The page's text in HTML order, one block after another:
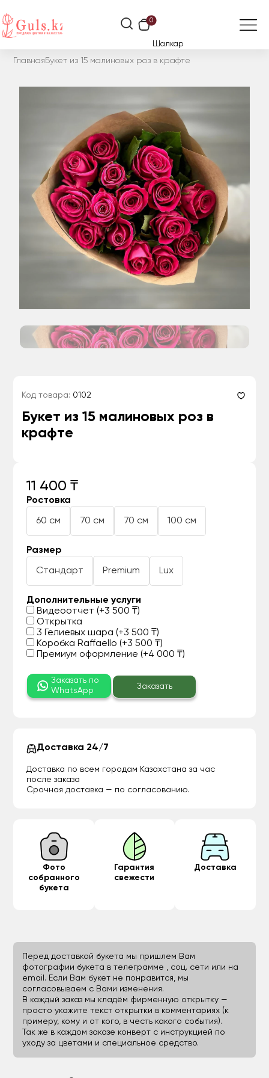
0
Шалкар
Главная Букет из 15 малиновых роз в крафте
Код товара: 0102
Букет из 15 малиновых роз в
крафте
11 400 ₸
Ростовка
60 см 70 см 70 см 100 см
Размер
Стандарт Premium Lux
Дополнительные услуги
Видеоотчет (+3 500 ₸)
Открытка
3 Гелиевых шара (+3 500 ₸)
Коробка Raffaello (+3 500 ₸)
Премиум оформление (+4 000 ₸)
Заказать по
WhatsApp
Заказать
Доставка 24/7
Доставка по всем городам Казахстана за час
после заказа
Срочная доставка — по согласованию.
Фото
собранного
букета
Гарантия
свежести
Доставка
Перед доставкой букета мы пришлем Вам
фотографии букета в телеграмме , соц. сети или на
email. Если Вам букет не понравится, мы
согласовываем с Вами изменения.
В каждый заказ мы кладём фирменную открытку —
просто укажите текст открытки в комментариях (к
примеру, кому и от кого, в честь какого события).
Так же в каждом заказе конверт с инструкцией по
уходу за цветами и специальное средство.